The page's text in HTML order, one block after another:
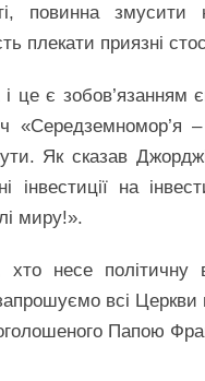
повинна
плекати приязні
це є зобов’язанням
Як сказав
інвестиції на
миру!».
несе політичну
всі Церкви
Папою